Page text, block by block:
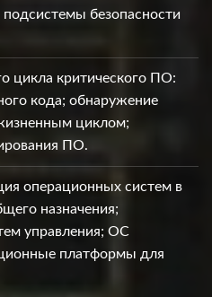
безопасности
цикла критического ПО:
кода; обнаружение
циклом;
ПО.
операционных систем в
назначения;
управления; ОС
платформы для